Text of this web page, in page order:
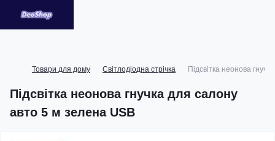
Товари для дому Світлодіодна стрічка Підсвітка неонова
Підсвітка неонова гнучка для салону
авто 5 м зелена USB